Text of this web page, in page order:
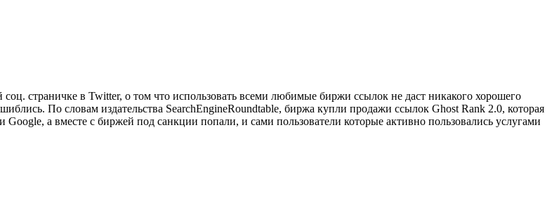
страничке в Twitter, о том что использовать всеми любимые биржи ссылок не даст никакого хорошего
По словам издательства SearchEngineRoundtable, биржа купли продажи ссылок Ghost Rank 2.0, которая
а вместе с биржей под санкции попали, и сами пользователи которые активно пользовались услугами